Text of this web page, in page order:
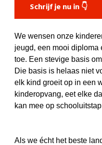
Schrijf je nu in 👇
We wensen onze
jeugd, een mooi diploma
toe. Een stevige basis
Die basis is helaas niet
elk kind groeit op in een
kinderopvang, eet elke
kan mee op
Als we écht het beste